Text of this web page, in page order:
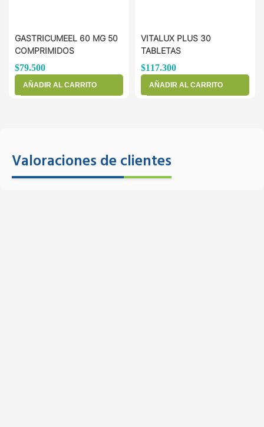
GASTRICUMEEL 60 MG 50
COMPRIMIDOS
$79.500
AÑADIR AL CARRITO
VITALUX PLUS 30
TABLETAS
$117.300
AÑADIR AL CARRITO
Valoraciones de clientes